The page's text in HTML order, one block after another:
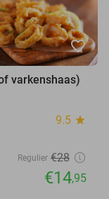
favorite_border
varkenshaas)
9.5 star
Regulier €28
€14,95